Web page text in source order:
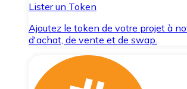
Lister un Token
Ajoutez le token de votre projet à
d'achat, de vente et de swap.